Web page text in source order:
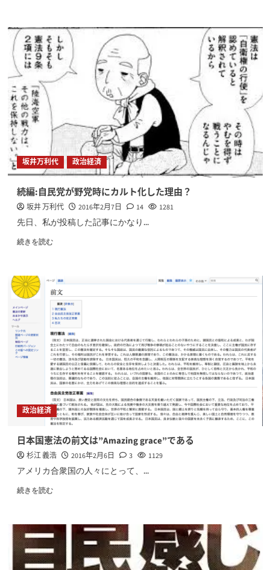
坂井万利代 政治経済
続編:自民党が野党時にカルト化した理由？
坂井 万利代 2016年2月7日 14 1281
先日、私が投稿した記事にかなり...
続きを読む
政治経済
日本国憲法の前文は”Amazing grace”である
杉江 義浩 2016年2月6日 3 1129
アメリカ合衆国の人々にとって、...
続きを読む